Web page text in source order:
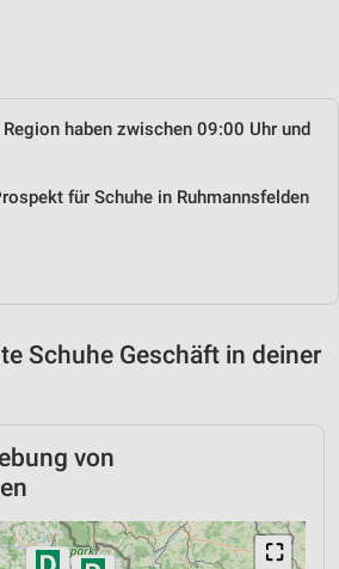
haben zwischen 09:00 Uhr und
für Schuhe in Ruhmannsfelden
Schuhe Geschäft in deiner
von
⛶